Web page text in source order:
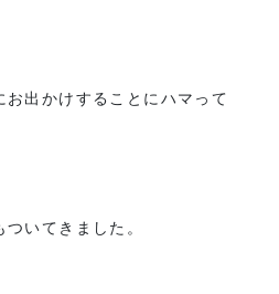
出かけすることにハマって
いてきました。